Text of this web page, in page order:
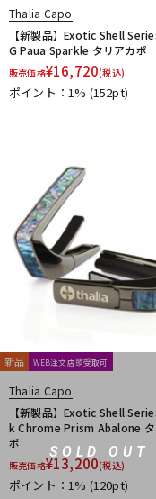
Ikebe Original
Inner Bamboo Bass
JAKE SHIMABUKURO
Kamaka
KAMINARI
Kikutani
Killer
L.R.Baggs
LAVA MUSIC
Live Line
LUTHIER
Manikin Electronic
MASTER8 JAPAN
MD Guitars
Mighty
MODERN PIRATES
MUSIC NOMAD
No Brand
O-R
OFFICIAL EDWARD VAN
ONE PERCENT
ONE'S
ORTEGA
Ovaltone
Thalia Capo
【新製品】Exotic Shell
G Paua Sparkle タリアカポ
販売価格¥16,720(税込)
ポイント：1% (152pt)
SOLD OUT
新品 WEB注文店頭受取可
Thalia Capo
【新製品】Exotic Shell
k Chrome Prism Abalone タ
ポ
販売価格¥13,200(税込)
ポイント：1% (120pt)